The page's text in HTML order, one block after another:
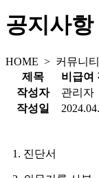
공지사항
HOME > 커뮤니티
제목
비급여
작성자
관리자
작성일
1. 진단서